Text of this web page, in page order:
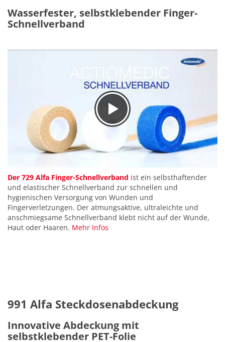
Wasserfester, selbstklebender Finger-
Schnellverband
Der 729 Alfa Finger-Schnellverband ist ein selbsthaftender
und elastischer Schnellverband zur schnellen und
hygienischen Versorgung von Wunden und
Fingerverletzungen. Der atmungsaktive, ultraleichte und
anschmiegsame Schnellverband klebt nicht auf der Wunde,
Haut oder Haaren. Mehr Infos
991 Alfa Steckdosenabdeckung
Innovative Abdeckung mit
selbstklebender PET-Folie